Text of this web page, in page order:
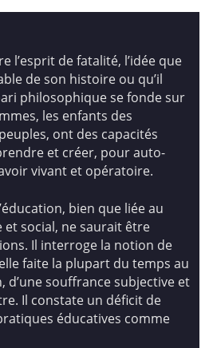
l’esprit de fatalité, l’idée que
de son histoire ou qu’il
philosophique se fonde sur
les enfants des
ont des capacités
et créer, pour auto-
vivant et opératoire.
bien que liée au
social, ne saurait être
Il interroge la notion de
faite la plupart du temps au
d’une souffrance subjective et
Il constate un déficit de
éducatives comme